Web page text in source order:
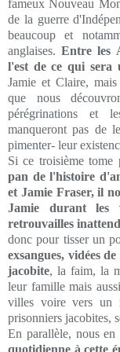
fameux Nouveau
de la guerre
beaucoup et
anglaises.Entre les
l'est de ce qui sera
Jamie et Claire, mais
que nous
pérégrinations et
manqueront pas de
pimenter- leur
Si ce troisième tome
pan de l'histoire
et Jamie Fraser, il
Jamie durant les
retrouvailles
donc pour tisser un
exsangues, vidées
jacobite, la faim, la
leur famille mais
villes voire vers un
prisonniers jacobites,
En parallèle, nous
quotidienne à cette